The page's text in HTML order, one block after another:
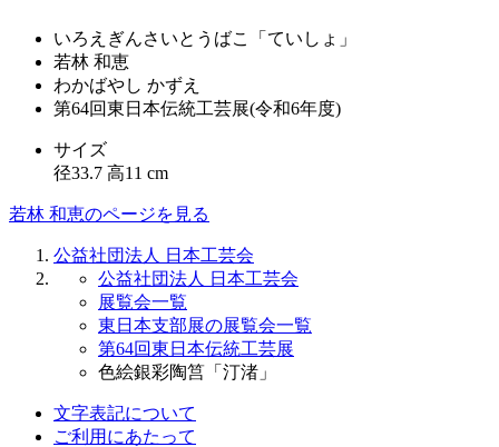
いろえぎんさいとうばこ「ていしょ」
若林 和恵
わかばやし かずえ
第64回東日本伝統工芸展(令和6年度)
サイズ
径33.7 高11 cm
若林 和恵のページを見る
公益社団法人 日本工芸会
公益社団法人 日本工芸会
展覧会一覧
東日本支部展の展覧会一覧
第64回東日本伝統工芸展
色絵銀彩陶筥「汀渚」
文字表記について
ご利用にあたって